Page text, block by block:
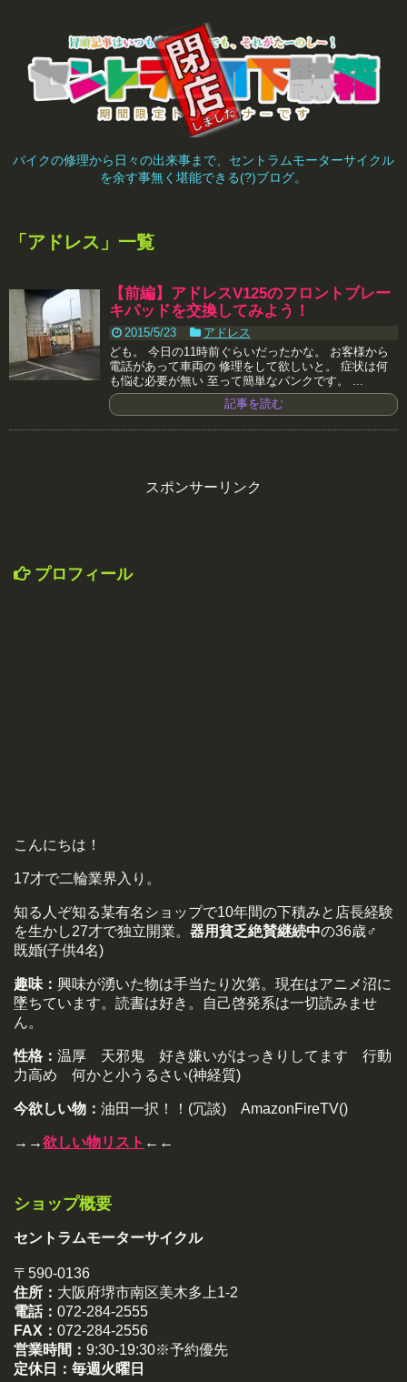
バイクの修理から日々の出来事まで、セントラムモーターサイクル
を余す事無く堪能できる(?)ブログ。
「 アドレス 」 一覧
【前編】アドレスV125のフロントブレー
キパッドを交換してみよう！
2015/5/23
アドレス
ども。 今日の11時前ぐらいだったかな。 お客様から
電話があって車両の 修理をして欲しいと。 症状は何
も悩む必要が無い 至って簡単なパンクです。 ...
記事を読む
スポンサーリンク
プロフィール
こんにちは！
17才で二輪業界入り。
知る人ぞ知る某有名ショップで10年間の下積みと店長経験
を生かし27才で独立開業。 器用貧乏絶賛継続中の36歳♂
既婚(子供4名)
趣味： 興味が湧いた物は手当たり次第。現在はアニメ沼に
墜ちています。読書は好き。自己啓発系は一切読みませ
ん。
性格： 温厚 天邪鬼 好き嫌いがはっきりしてます 行動
力高め 何かと小うるさい(神経質)
今欲しい物： 油田一択！！(冗談) AmazonFireTV()
→→欲しい物リスト ←←
ショップ概要
セントラムモーターサイクル
〒590-0136
住所： 大阪府堺市南区美木多上1-2
電話： 072-284-2555
FAX： 072-284-2556
営業時間： 9:30-19:30※予約優先
定休日： 毎週火曜日